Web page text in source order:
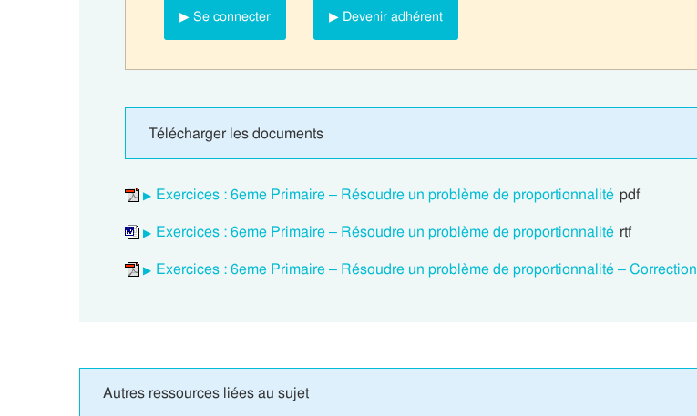
▶ Se connecter ▶ Devenir adhérent
Télécharger les documents
Exercices : 6eme Primaire – Résoudre un problème de proportionnalité pdf
Exercices : 6eme Primaire – Résoudre un problème de proportionnalité rtf
Exercices : 6eme Primaire – Résoudre un problème de proportionnalité – Correction
Autres ressources liées au sujet